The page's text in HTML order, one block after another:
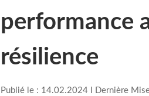
performance
résilience
Publié le : 14.02.2024 I Dernière